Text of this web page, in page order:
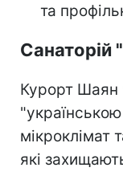
та
Курорт Шаян
мікроклімат
які